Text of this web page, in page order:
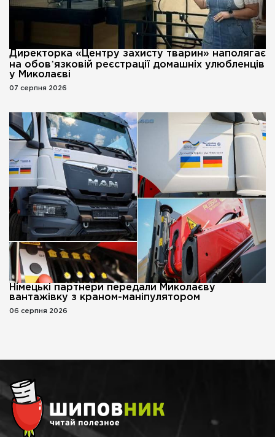
Директорка «Центру захисту тварин» наполягає
на обовʼязковій реєстрації домашніх улюбленців
у Миколаєві
07 серпня 2026
Німецькі партнери передали Миколаєву
вантажівку з краном-маніпулятором
06 серпня 2026